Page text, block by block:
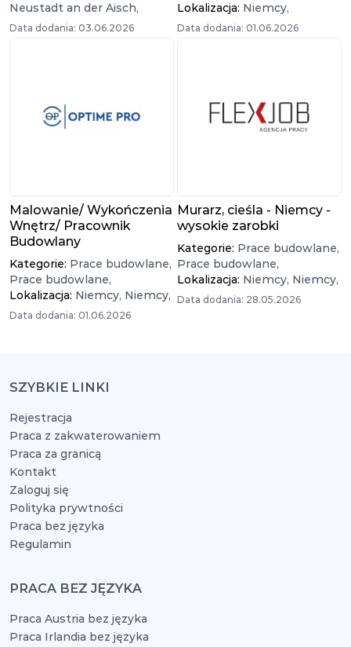
Neustadt an der Aisch,
Data dodania: 03.06.2026
Lokalizacja: Niemcy,
Data dodania: 01.06.2026
Malowanie/ Wykończenia
Wnętrz/ Pracownik
Budowlany
Kategorie: Prace budowlane,
Prace budowlane,
Lokalizacja: Niemcy, Niemcy,
Data dodania: 01.06.2026
Murarz, cieśla - Niemcy -
wysokie zarobki
Kategorie: Prace budowlane,
Prace budowlane,
Lokalizacja: Niemcy, Niemcy,
Data dodania: 28.05.2026
SZYBKIE LINKI
Rejestracja
Praca z zakwaterowaniem
Praca za granicą
Kontakt
Zaloguj się
Polityka prywtności
Praca bez języka
Regulamin
PRACA BEZ JĘZYKA
Praca Austria bez języka
Praca Irlandia bez języka